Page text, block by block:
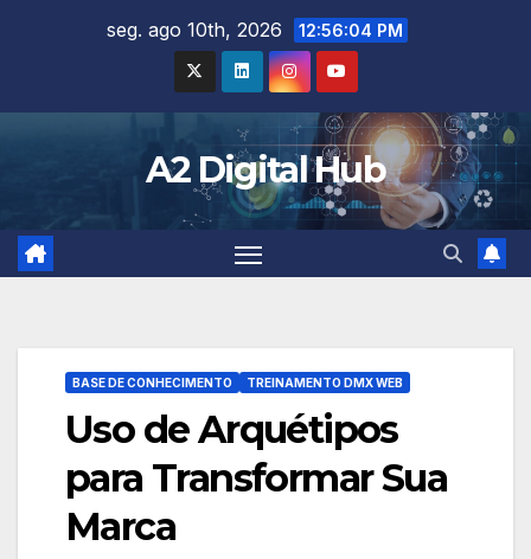
seg. ago 10th, 2026 12:56:05 PM
A2 Digital Hub
BASE DE CONHECIMENTO TREINAMENTO DMX WEB
Uso de Arquétipos
para Transformar Sua
Marca